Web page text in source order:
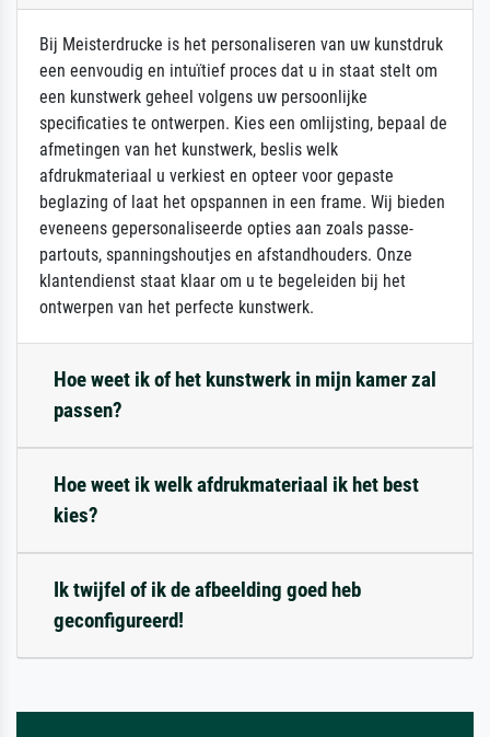
Bij Meisterdrucke is het personaliseren van uw kunstdruk
een eenvoudig en intuïtief proces dat u in staat stelt om
een kunstwerk geheel volgens uw persoonlijke
specificaties te ontwerpen. Kies een omlijsting, bepaal de
afmetingen van het kunstwerk, beslis welk
afdrukmateriaal u verkiest en opteer voor gepaste
beglazing of laat het opspannen in een frame. Wij bieden
eveneens gepersonaliseerde opties aan zoals passe-
partouts, spanningshoutjes en afstandhouders. Onze
klantendienst staat klaar om u te begeleiden bij het
ontwerpen van het perfecte kunstwerk.
Hoe weet ik of het kunstwerk in mijn kamer zal
passen?
Hoe weet ik welk afdrukmateriaal ik het best
kies?
Ik twijfel of ik de afbeelding goed heb
geconfigureerd!